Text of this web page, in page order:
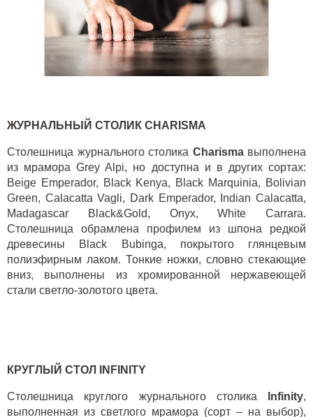
ЖУРНАЛЬНЫЙ СТОЛИК CHARISMA
Столешница журнального столика Charisma выполнена
из мрамораGrey Alpi, но доступна и в других сортах:
Beige Emperador, Black Kenya, Black Marquinia, Bolivian
Green, Calacatta Vagli, Dark Emperador, Indian Calacatta,
Madagascar Black&Gold, Onyx, White Carrara.
Столешница обрамлена профилем из шпона редкой
древесины
Black Bubinga, покрытого глянцевым
полиэфирным лаком. Тонкие ножки, словно стекающие
вниз, выполнены из хромированной нержавеющей
стали светло-золотого цвета.
КРУГЛЫЙ СТОЛ INFINITY
Столешница круглого журнального столика Infinity,
выполненная из светлого мрамора (сорт – на выбор),